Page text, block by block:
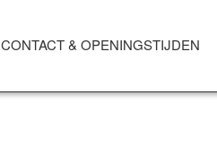
CONTACT & OPENINGSTIJDEN